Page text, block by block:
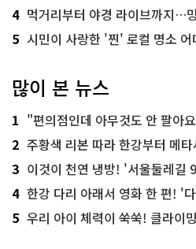
4 먹거리부터 야경 라이브까지…
5 시민이 사랑한 '찐' 로컬 명소 어디
많이 본 뉴스
1 "편의점인데 아무것도 안 팔아요" 서울
2 주황색 리본 따라 한강부터 메타세쿼
3 이것이 천연 냉방! '서울둘레길
4 한강 다리 아래서 영화 한 편! '
5 우리 아이 체력이 쑥쑥! 클라이